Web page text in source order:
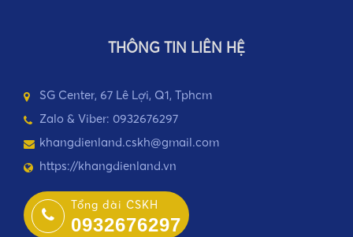
THÔNG TIN LIÊN HỆ
SG Center, 67 Lê Lợi, Q1, Tphcm
Zalo & Viber: 0932676297
khangdienland.cskh@gmail.com
https://khangdienland.vn
Tổng đài CSKH
0932676297